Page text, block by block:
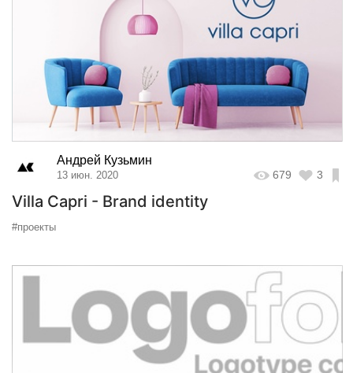
Андрей Кузьмин
13 июн. 2020 679 3
Villa Capri - Brand identity
#проекты